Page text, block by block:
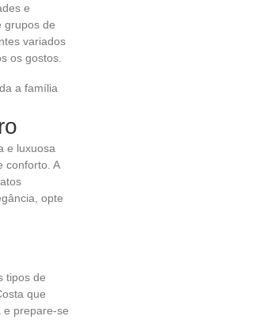
e
grupos de
variados
os gostos.
a família
e luxuosa
conforto. A
opte
tipos de
que
e prepare-se